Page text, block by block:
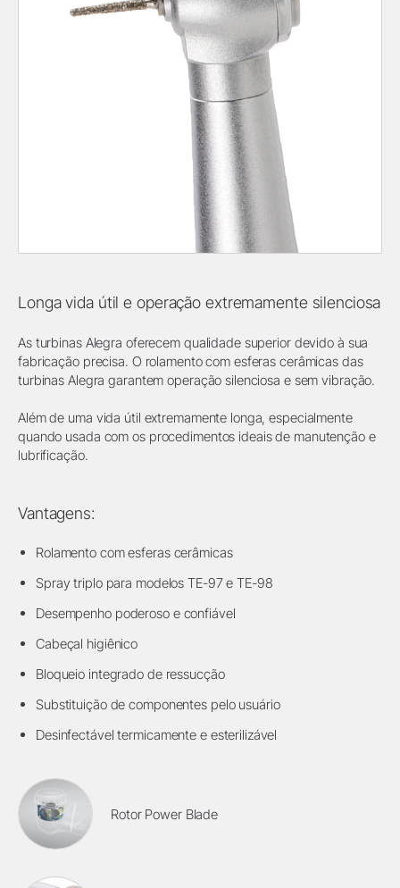
Longa vida útil e operação extremamente silenciosa
As turbinas Alegra oferecem qualidade superior devido à sua
fabricação precisa. O rolamento com esferas cerâmicas das
turbinas Alegra garantem operação silenciosa e sem vibração.
Além de uma vida útil extremamente longa, especialmente
quando usada com os procedimentos ideais de manutenção e
lubrificação.
Vantagens:
Rolamento com esferas cerâmicas
Spray triplo para modelos TE-97 e TE-98
Desempenho poderoso e confiável
Cabeçal higiênico
Bloqueio integrado de ressucção
Substituição de componentes pelo usuário
Desinfectável termicamente e esterilizável
Rotor Power Blade